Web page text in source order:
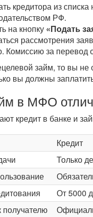
кредитора из
РФ.
на кнопку «Подать
рассмотрения
Комиссию за перевод
займ, то вы
вы должны
в МФО
кредит в банке и
Кредит
Только
От 5000
получателю